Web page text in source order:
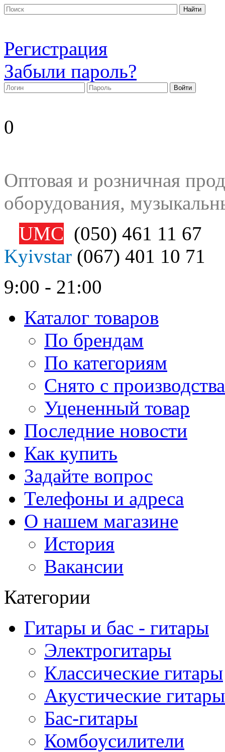
Регистрация
Забыли пароль?
0
Оптовая и розничная
оборудования,
UMC (050) 461 11 67
Kyivstar (067) 401 10 71
9:00 - 21:00
Каталог товаров
По брендам
По категориям
Снято с производства
Уцененный товар
Последние новости
Как купить
Задайте вопрос
Телефоны и адреса
О нашем магазине
История
Вакансии
Категории
Гитары и бас - гитары
Электрогитары
Классические гитары
Акустические гитары
Бас-гитары
Комбоусилители